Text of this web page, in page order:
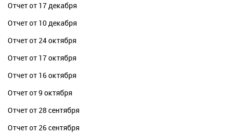
Отчет от 17 декабря
Отчет от 10 декабря
Отчет от 24 октября
Отчет от 17 октября
Отчет от 16 октября
Отчет от 9 октября
Отчет от 28 сентября
Отчет от 26 сентября